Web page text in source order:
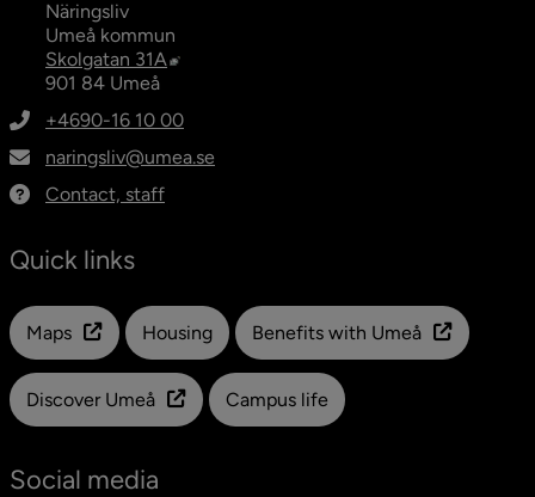
Näringsliv
Umeå kommun
Skolgatan 31A External link, opens in new window.
901 84 Umeå
+4690-16 10 00
naringsliv@umea.se
Contact, staff
Quick links
Maps Länk till en annan webbplats
Housing Benefits with Umeå
Discover Umeå Campus life
Social media